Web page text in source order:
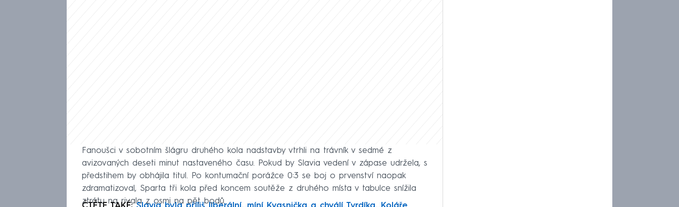
Fanoušci v sobotním šlágru druhého kola nadstavby vtrhli na trávník v sedmé z
avizovaných deseti minut nastaveného času. Pokud by Slavia vedení v zápase udržela, s
předstihem by obhájila titul. Po kontumační porážce 0:3 se boj o prvenství naopak
zdramatizoval, Sparta tři kola před koncem soutěže z druhého místa v tabulce snížila
ztrátu na rivala z osmi na pět bodů.